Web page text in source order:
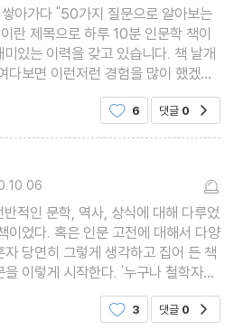
있는 존재에 대한 존중은 도덕적 의
주어지는 것일까, 싸워서 획득해야 하
종하지 않는 행동도 이성적인 행동일
아가다 "50가지 질문으로 알아보는
란 제목으로 하루 10분 인문학 책이
있는 이력을 갖고 있습니다. 책 날개
다보면 이런저런 경험을 많이 했겠구
분들이 쓴 책이라서 그런 것인지, 책을
한 대답일 법도 한데
6 댓글 0
적인 문학, 역사, 상식에 대해 다루었
이었다. 혹은 인문 고전에 대해서 다양
당연히 그렇게 생각하고 집어 든 책
이렇게 시작한다. '누구나 철학자가
싶지도 않은 것이 철학자인데....? 진
학에 발을
3 댓글 0